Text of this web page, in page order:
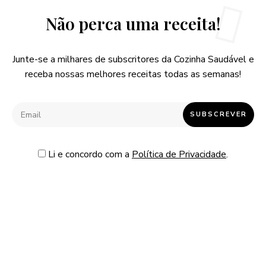
Não perca uma receita!
Junte-se a milhares de subscritores da Cozinha Saudável e
receba nossas melhores receitas todas as semanas!
Li e concordo com a Política de Privacidade.